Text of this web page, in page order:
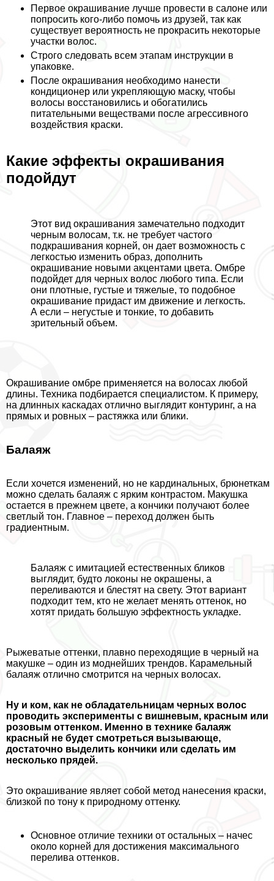
Первое окрашивание лучше провести в салоне или
попросить кого-либо помочь из друзей, так как
существует вероятность не прокрасить некоторые
участки волос.
Строго следовать всем этапам инструкции в
упаковке.
После окрашивания необходимо нанести
кондиционер или укрепляющую маску, чтобы
волосы восстановились и обогатились
питательными веществами после агрессивного
воздействия краски.
Какие эффекты окрашивания
подойдут
Этот вид окрашивания замечательно подходит
черным волосам, т.к. не требует частого
подкрашивания корней, он дает возможность с
легкостью изменить образ, дополнить
окрашивание новыми акцентами цвета. Омбре
подойдет для черных волос любого типа. Если
они плотные, густые и тяжелые, то подобное
окрашивание придаст им движение и легкость.
А если – негустые и тонкие, то добавить
зрительный объем.
Окрашивание омбре применяется на волосах любой
длины. Техника подбирается специалистом. К примеру,
на длинных каскадах отлично выглядит контуринг, а на
прямых и ровных – растяжка или блики.
Балаяж
Если хочется изменений, но не кардинальных, брюнеткам
можно сделать балаяж с ярким контрастом. Макушка
остается в прежнем цвете, а кончики получают более
светлый тон. Главное – переход должен быть
градиентным.
Балаяж с имитацией естественных бликов
выглядит, будто локоны не окрашены, а
переливаются и блестят на свету. Этот вариант
подходит тем, кто не желает менять оттенок, но
хотят придать большую эффектность укладке.
Рыжеватые оттенки, плавно переходящие в черный на
макушке – один из моднейших трендов. Карамельный
балаяж отлично смотрится на черных волосах.
Ну и ком, как не обладательницам черных волос
проводить эксперименты с вишневым, красным или
розовым оттенком. Именно в технике балаяж
красный не будет смотреться вызывающе,
достаточно выделить кончики или сделать им
несколько прядей.
Это окрашивание являет собой метод нанесения краски,
близкой по тону к природному оттенку.
Основное отличие техники от остальных – начес
около корней для достижения максимального
перелива оттенков.